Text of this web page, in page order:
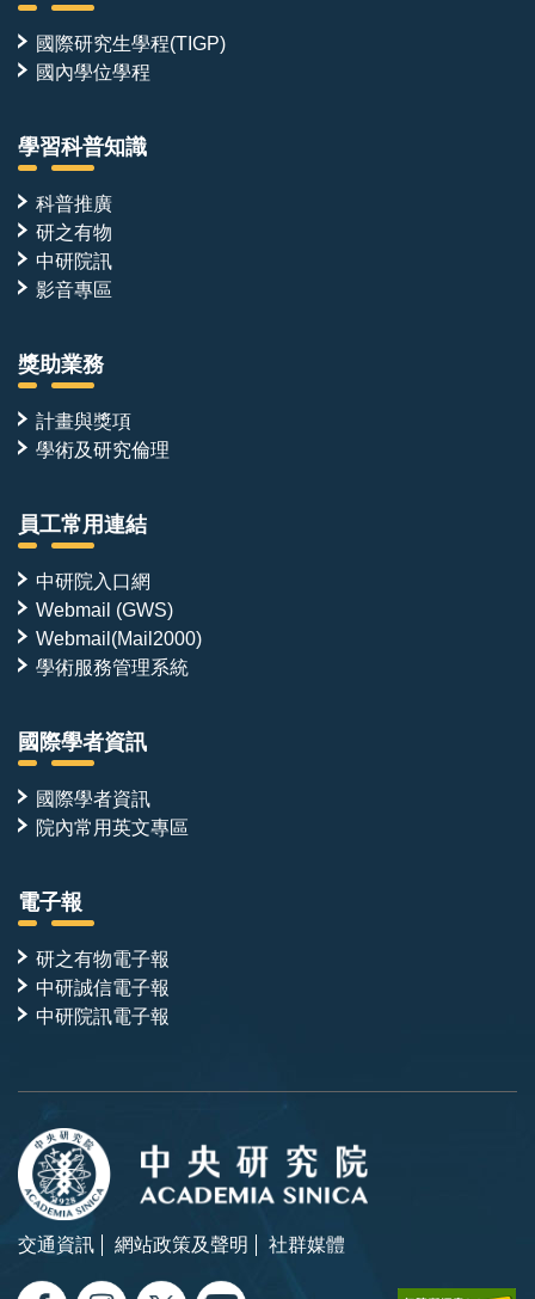
國際研究生學程(TIGP)
國內學位學程
學習科普知識
科普推廣
研之有物
中研院訊
影音專區
獎助業務
計畫與獎項
學術及研究倫理
員工常用連結
中研院入口網
Webmail (GWS)
Webmail(Mail2000)
學術服務管理系統
國際學者資訊
國際學者資訊
院內常用英文專區
電子報
研之有物電子報
中研誠信電子報
中研院訊電子報
交通資訊 網站政策及聲明 社群媒體